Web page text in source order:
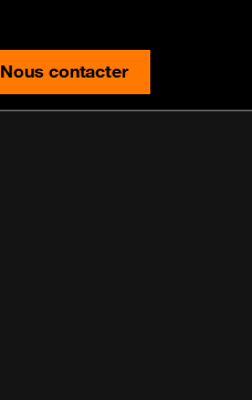
Nous contacter
contact-us